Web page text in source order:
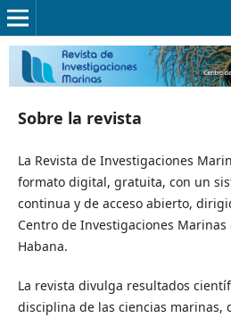
Sobre la revista
La Revista de Investigaciones
formato digital, gratuita, con un
continua y de acceso abierto,
Centro de Investigaciones
Habana.
La revista divulga resultados
disciplina de las ciencias marinas,